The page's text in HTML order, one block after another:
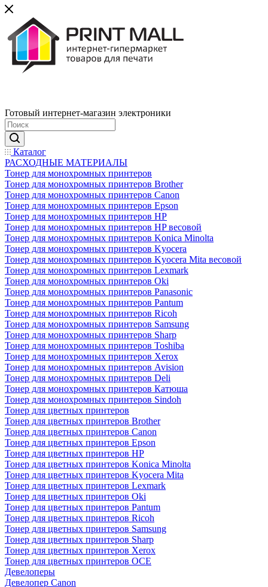
Готовый интернет-магазин электроники
Каталог
РАСХОДНЫЕ МАТЕРИАЛЫ
Тонер для монохромных принтеров
Тонер для монохромных принтеров Brother
Тонер для монохромных принтеров Canon
Тонер для монохромных принтеров Epson
Тонер для монохромных принтеров HP
Тонер для монохромных принтеров HP весовой
Тонер для монохромных принтеров Konica Minolta
Тонер для монохромных принтеров Kyocera
Тонер для монохромных принтеров Kyocera Mita весовой
Тонер для монохромных принтеров Lexmark
Тонер для монохромных принтеров Oki
Тонер для монохромных принтеров Panasonic
Тонер для монохромных принтеров Pantum
Тонер для монохромных принтеров Ricoh
Тонер для монохромных принтеров Samsung
Тонер для монохромных принтеров Sharp
Тонер для монохромных принтеров Toshiba
Тонер для монохромных принтеров Xerox
Тонер для монохромных принтеров Avision
Тонер для монохромных принтеров Deli
Тонер для монохромных принтеров Катюша
Тонер для монохромных принтеров Sindoh
Тонер для цветных принтеров
Тонер для цветных принтеров Brother
Тонер для цветных принтеров Canon
Тонер для цветных принтеров Epson
Тонер для цветных принтеров HP
Тонер для цветных принтеров Konica Minolta
Тонер для цветных принтеров Kyocera Mita
Тонер для цветных принтеров Lexmark
Тонер для цветных принтеров Oki
Тонер для цветных принтеров Pantum
Тонер для цветных принтеров Ricoh
Тонер для цветных принтеров Samsung
Тонер для цветных принтеров Sharp
Тонер для цветных принтеров Xerox
Тонер для цветных принтеров OCE
Девелоперы
Девелопер Canon